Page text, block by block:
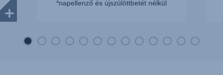
*napellenző és újszülöttbetét nélkül